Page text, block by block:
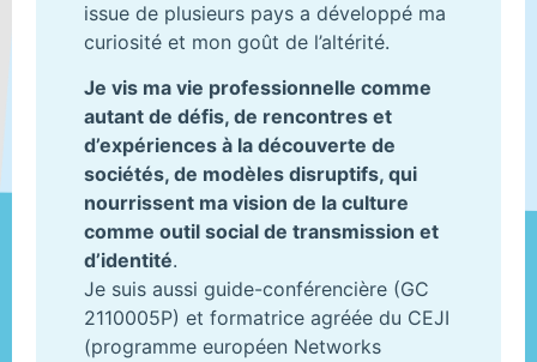
issue de plusieurs pays a développé ma
curiosité et mon goût de l’altérité.
Je vis ma vie professionnelle comme
autant de défis, de rencontres et
d’expériences à la découverte de
sociétés, de modèles disruptifs, qui
nourrissent ma vision de la culture
comme outil social de transmission et
d’identité.
Je suis aussi guide-conférencière (GC
2110005P) et formatrice agréée du CEJI
(programme européen Networks